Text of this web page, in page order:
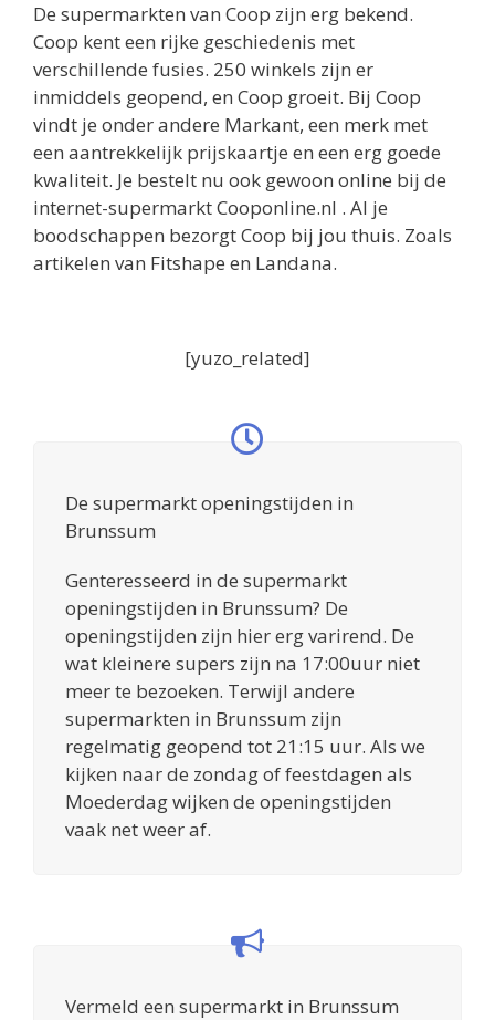
De supermarkten van Coop zijn erg bekend.
Coop kent een rijke geschiedenis met
verschillende fusies. 250 winkels zijn er
inmiddels geopend, en Coop groeit. Bij Coop
vindt je onder andere Markant, een merk met
een aantrekkelijk prijskaartje en een erg goede
kwaliteit. Je bestelt nu ook gewoon online bij de
internet-supermarkt Cooponline.nl . Al je
boodschappen bezorgt Coop bij jou thuis. Zoals
artikelen van Fitshape en Landana.
[yuzo_related]
De supermarkt openingstijden in
Brunssum
Genteresseerd in de supermarkt
openingstijden in Brunssum? De
openingstijden zijn hier erg varirend. De
wat kleinere supers zijn na 17:00uur niet
meer te bezoeken. Terwijl andere
supermarkten in Brunssum zijn
regelmatig geopend tot 21:15 uur. Als we
kijken naar de zondag of feestdagen als
Moederdag wijken de openingstijden
vaak net weer af.
Vermeld een supermarkt in Brunssum